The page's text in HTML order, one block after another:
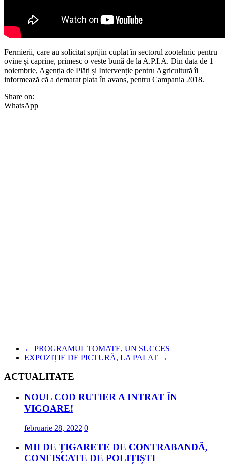
Fermierii, care au solicitat sprijin cuplat în sectorul zootehnic pentru
ovine și caprine, primesc o veste bună de la A.P.I.A. Din data de 1
noiembrie, Agenția de Plăți și Intervenție pentru Agricultură îi
informează că a demarat plata în avans, pentru Campania 2018.
Share on:
WhatsApp
← PROGRAMUL TOMATE, UN SUCCES
EXPOZIȚIE DE PICTURĂ, LA PALAT →
ACTUALITATE
NOUL COD RUTIER A INTRAT ÎN
VIGOARE!
februarie 28, 2022 0
MII DE ȚIGARETE DE CONTRABANDĂ,
CONFISCATE DE POLIȚIȘTI